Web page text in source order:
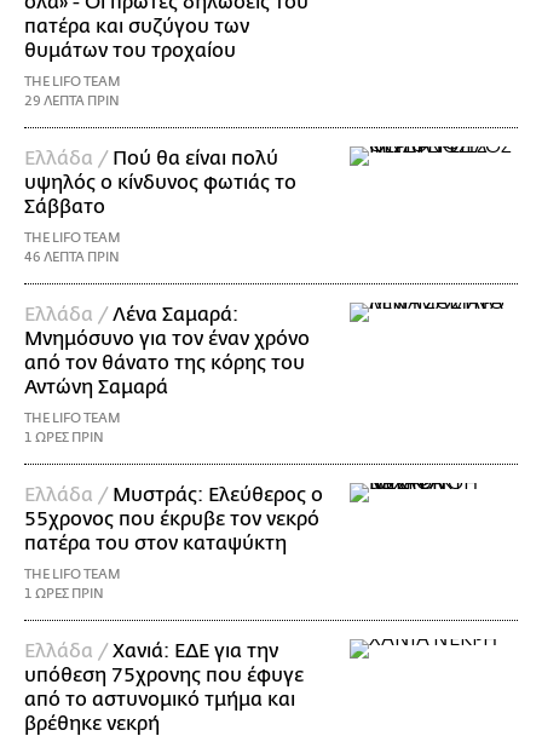
πατέρα και συζύγου των
θυμάτων του τροχαίου
THE LIFO TEAM
29 ΛΕΠΤΑ ΠΡΙΝ
Ελλάδα / Πού θα είναι πολύ
υψηλός ο κίνδυνος φωτιάς το
Σάββατο
THE LIFO TEAM
46 ΛΕΠΤΑ ΠΡΙΝ
Ελλάδα /Λένα Σαμαρά:
Μνημόσυνο για τον έναν χρόνο
από τον θάνατο της κόρης του
Αντώνη Σαμαρά
THE LIFO TEAM
1 ΩΡΕΣ ΠΡΙΝ
Ελλάδα / Μυστράς: Ελεύθερος ο
55χρονος που έκρυβε τον νεκρό
πατέρα του στον καταψύκτη
THE LIFO TEAM
1 ΩΡΕΣ ΠΡΙΝ
Ελλάδα /Χανιά: ΕΔΕ για την
υπόθεση 75χρονης που έφυγε
από το αστυνομικό τμήμα και
βρέθηκε νεκρή